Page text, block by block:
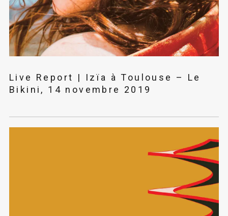
Live Report | Izïa à Toulouse – Le
Bikini, 14 novembre 2019